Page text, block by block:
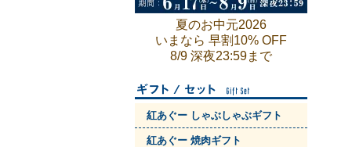
夏のお中元2026
いまなら 早割10% OFF
8/9 深夜23:59まで
紅あぐー しゃぶしゃぶギフト
紅あぐー 焼肉ギフト